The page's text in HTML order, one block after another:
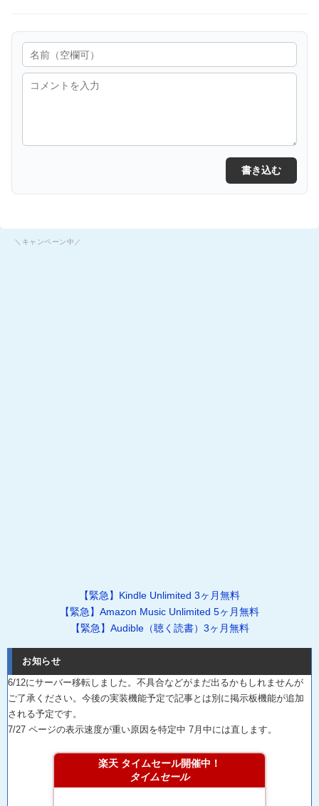
書き込む
＼キャンペーン中／
【緊急】Kindle Unlimited 3ヶ月無料
【緊急】Amazon Music Unlimited 5ヶ月無料
【緊急】Audible（聴く読書）3ヶ月無料
お知らせ
6/12にサーバー移転しました。不具合などがまだ出るかもしれませんが
ご了承ください。今後の実装機能予定で記事とは別に掲示板機能が追加
される予定です。
7/27 ページの表示速度が重い原因を特定中 7月中には直します。
楽天 タイムセール開催中！
タイムセール